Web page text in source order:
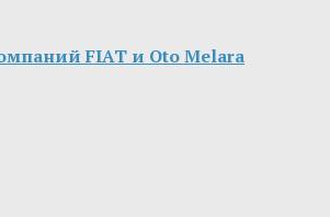
FIAT и Oto Melara